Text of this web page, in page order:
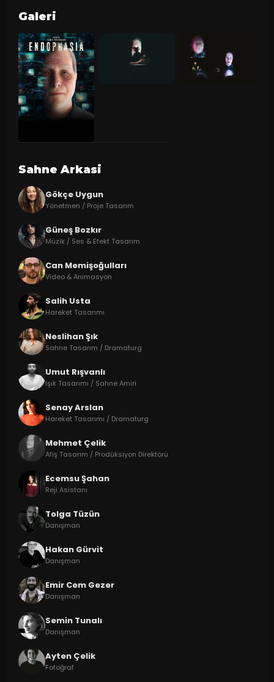
Galeri
Sahne Arkasi
Gökçe Uygun
Yönetmen / Proje Tasarım
Güneş Bozkır
Müzik / Ses & Efekt Tasarım
Can Memişoğulları
Video & Animasyon
Salih Usta
Hareket Tasarımı
Neslihan Şık
Sahne Tasarım / Dramaturg
Umut Rışvanlı
Işık Tasarımı / Sahne Amiri
Senay Arslan
Hareket Tasarımı / Dramaturg
Mehmet Çelik
Afiş Tasarım / Prodüksiyon Direktörü
Ecemsu Şahan
Reji Asistanı
Tolga Tüzün
Danışman
Hakan Gürvit
Danışman
Emir Cem Gezer
Danışman
Semin Tunalı
Danışman
Ayten Çelik
Fotoğraf